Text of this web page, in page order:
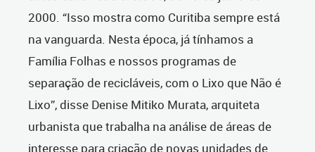
2000. “Isso mostra como Curitiba sempre está
na vanguarda. Nesta época, já tínhamos a
Família Folhas e nossos programas de
separação de recicláveis, com o Lixo que Não é
Lixo”, disse Denise Mitiko Murata, arquiteta
urbanista que trabalha na análise de áreas de
interesse para criação de novas unidades de